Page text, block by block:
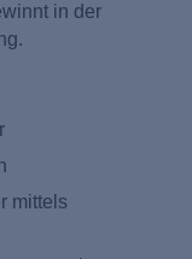
in der
mittels